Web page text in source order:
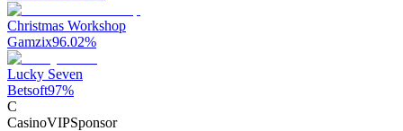
Christmas Workshop
Gamzix96.02%
Lucky Seven
Betsoft97%
C
CasinoVIPSponsor